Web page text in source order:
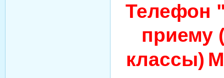
Телефон
приему
классы)